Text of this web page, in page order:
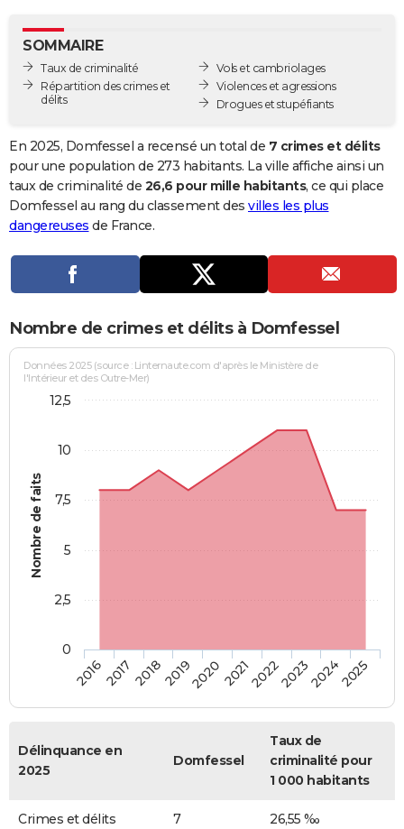
GUIDES D'ACHAT
BONS PLANS
Carte de Noël
Carte Bonne année
Carte Saint-Valentin
Carte Pâques
Carte d'anniversaire
DICTIONNAIRE
Dictionnaire
Biographies
Citations
Expressions
Proverbes
PROGRAMME TV
Se connecter
Entreprises
Service militaire
Avis de recherche
AVIS DE DÉCÈS
Bricolage
Lifestyle
Culture
Sport
Auto
Television
Voyage
Cinema
SOMMAIRE
Taux de criminalité
Répartition des crimes et
délits
Vols et cambriolages
Violences et agressions
Drogues et stupéfiants
En 2025, Domfessel a recensé un total de 7 crimes et délits
pour une population de 273 habitants. La ville affiche ainsi un
taux de criminalité de 26,6 pour mille habitants, ce qui place
Domfessel au rang du classement des villes les plus
dangereuses de France.
Nombre de crimes et délits à Domfessel
Nombre de faits
Données 2025 (source : Linternaute.com d'après le Ministère de
l'Intérieur et des Outre-Mer)
2016201720182019202020212022202320242025
0
2,5
5
7,5
10
12,5
Délinquance en
2025
Domfessel
Taux de
criminalité pour
1 000 habitants
Crimes et délits 7 26,55 ‰